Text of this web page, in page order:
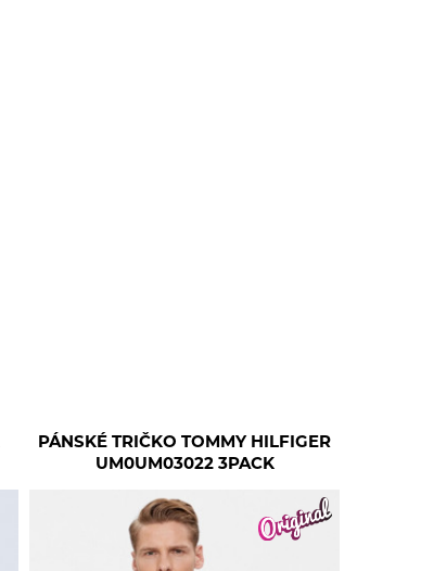
PÁNSKÉ TRIČKO TOMMY HILFIGER
UM0UM03022 3PACK